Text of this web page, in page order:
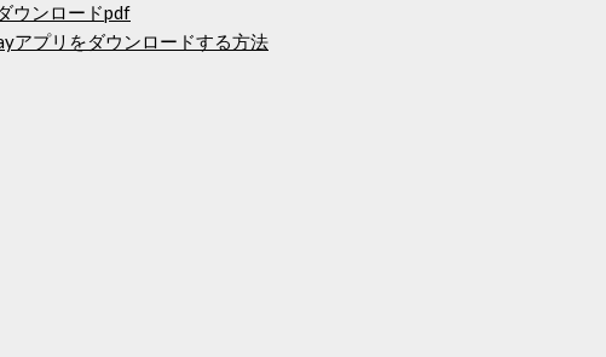
ウンロードpdf
アプリをダウンロードする方法